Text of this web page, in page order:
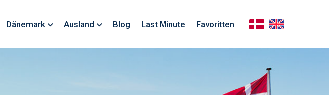
Dänemark Ausland Blog Last Minute Favoritten